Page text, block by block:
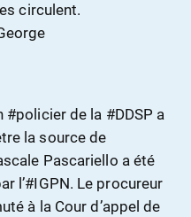
circulent.
#policier de la #DDSP a
la source de
Pascariello a été
l’#IGPN. Le procureur
à la Cour d’appel de